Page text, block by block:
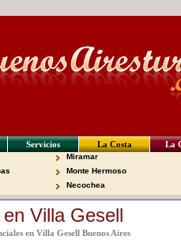
Servicios La Costa La
Miramar
Monte Hermoso
Necochea
Villa Gesell
en Villa Gesell Buenos Aires